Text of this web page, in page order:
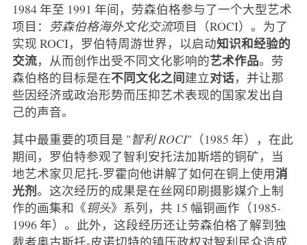
1984 年至 1991 年间，劳森伯格参与了一个大型艺术
项目： 劳森伯格海外文化交流项目（ROCI）。为了
实现 ROCI，罗伯特周游世界，以启动知识和经验的
交流，从而创作出受不同文化影响的艺术作品。劳
森伯格的目标是在不同文化之间建立对话，并让那
些因经济或政治形势而压抑艺术表现的国家发出自
己的声音。
其中最重要的项目是 "智利 ROCI"（1985 年），在此
期间，罗伯特参观了智利安托法加斯塔的铜矿，当
地艺术家贝尼托-罗霍向他讲解了如何在铜上使用消
光剂。这次经历的成果是在丝网印刷摄影媒介上制
作的画集和《铜头》系列，共 15 幅铜画作（1985-
1996 年）。此外，这段经历还让劳森伯格了解到独